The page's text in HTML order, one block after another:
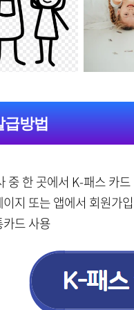
급방법
중 한 곳에서 K-패스 카드
지 또는 앱에서 회원가입
드 사용